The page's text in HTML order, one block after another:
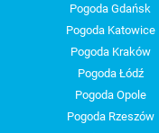
Pogoda Gdańsk
Pogoda Katowice
Pogoda Kraków
Pogoda Łódź
Pogoda Opole
Pogoda Rzeszów